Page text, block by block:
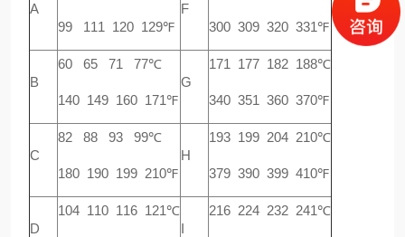
A
99 111 120 129℉
F
300 309 320 331℉
B
60 65 71 77℃
140 149 160 171℉
G
171 177 182 188℃
340 351 360 370℉
C
82 88 93 99℃
180 190 199 210℉
H
193 199 204 210℃
379 390 399 410℉
D
104 110 116 121℃
I
216 224 232 241℃